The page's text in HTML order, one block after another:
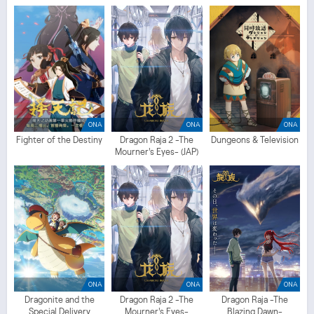
ONA
Fighter of the Destiny
ONA
Dragon Raja 2 -The
Mourner's Eyes- (JAP)
ONA
Dungeons & Television
ONA
Dragonite and the
Special Delivery
ONA
Dragon Raja 2 -The
Mourner's Eyes-
ONA
Dragon Raja -The
Blazing Dawn-